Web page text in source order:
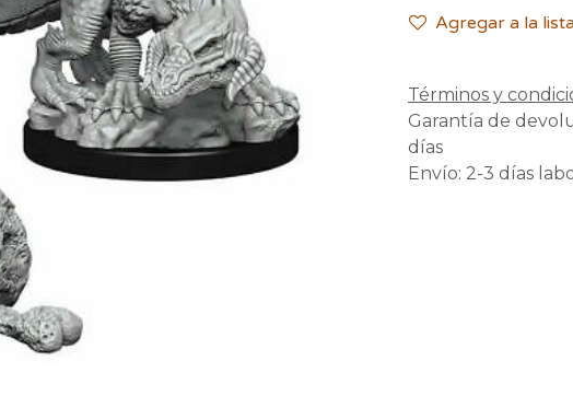
Agregar a la
Términos y
Garantía de
días
Envío: 2-3 días